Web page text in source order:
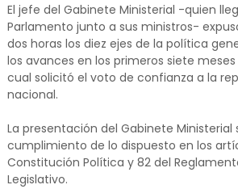
El jefe del Gabinete Ministerial -quien
Parlamento junto a sus ministros-
dos horas los diez ejes de la política
los avances en los primeros siete
cual solicitó el voto de confianza a la
nacional.
La presentación del Gabinete Ministerial
cumplimiento de lo dispuesto en los
Constitución Política y 82 del
Legislativo.